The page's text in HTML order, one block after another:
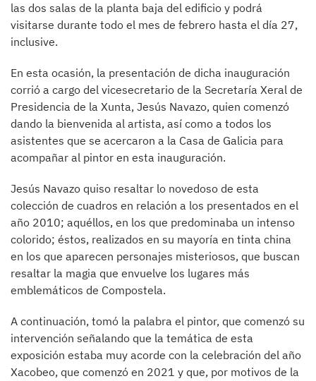
las dos salas de la planta baja del edificio y podrá
visitarse durante todo el mes de febrero hasta el día 27,
inclusive.
En esta ocasión, la presentación de dicha inauguración
corrió a cargo del vicesecretario de la Secretaría Xeral de
Presidencia de la Xunta, Jesús Navazo, quien comenzó
dando la bienvenida al artista, así como a todos los
asistentes que se acercaron a la Casa de Galicia para
acompañar al pintor en esta inauguración.
Jesús Navazo quiso resaltar lo novedoso de esta
colección de cuadros en relación a los presentados en el
año 2010; aquéllos, en los que predominaba un intenso
colorido; éstos, realizados en su mayoría en tinta china
en los que aparecen personajes misteriosos, que buscan
resaltar la magia que envuelve los lugares más
emblemáticos de Compostela.
A continuación, tomó la palabra el pintor, que comenzó su
intervención señalando que la temática de esta
exposición estaba muy acorde con la celebración del año
Xacobeo, que comenzó en 2021 y que, por motivos de la